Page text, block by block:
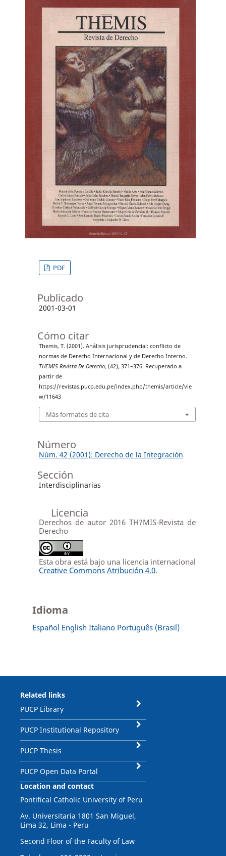
PDF
Publicado
2001-03-01
Cómo citar
Themis, T. (2001). Análisis jurisprudencial: conflicto de
normas de Derecho Internacional y de Derecho Interno.
THEMIS Revista De Derecho, (42), 371–376. Recuperado a
partir de
https://revistas.pucp.edu.pe/index.php/themis/article/vie
w/11643
Más formatos de cita
Número
Núm. 42 (2001): Derecho de la Integración
Sección
Interdisciplinarias
Licencia
Derechos de autor 2016 TH?MIS-Revista de
Derecho
Esta obra está bajo una licencia internacional
Creative Commons Atribución 4.0.
Idioma
Español English Italiano Português (Brasil)
Related links
PUCP Library
PUCP Institutional Repository
PUCP Thesis
PUCP Open Data Portal
Location and contact
Pontifical Catholic University of Peru
Av. Universitaria 1801 San Miguel,
Lima 32, Lima - Peru
Second Floor of the Faculty of Law